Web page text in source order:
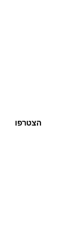
הצטרפו